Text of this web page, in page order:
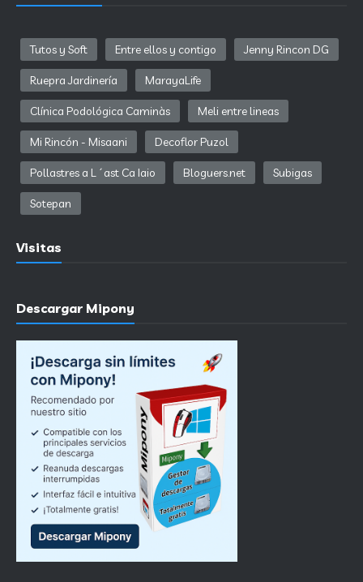
Tutos y Soft Entre ellos y contigo Jenny Rincon DG
Ruepra Jardinería MarayaLife
Clínica Podológica Caminàs Meli entre lineas
Mi Rincón - Misaani Decoflor Puzol
Pollastres a L´ast Ca Iaio Bloguers.net Subigas
Sotepan
Visitas
Descargar Mipony